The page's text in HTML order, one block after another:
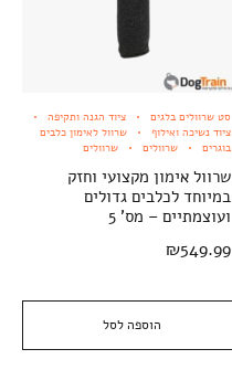
הוספה לסל
סט שרוולים בלגים
ציוד הגנה ותקיפה
ציוד נשיכה ואילוף
שרוול לאימון כלבים
בוגרים
שרוולים שרוולים
שרוול אימון מקצועי וחזק
במיוחד לכלבים גדולים
ועוצמתיים – מס' 5
₪549.99